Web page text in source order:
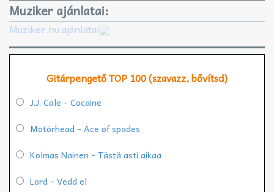
Muziker ajánlatai:
Muziker.hu ajánlatai
Gitárpengető TOP 100 (szavazz, bővítsd)
J.J. Cale - Cocaine
Motörhead - Ace of spades
Kolmas Nainen - Tästä asti aikaa
Lord - Vedd el